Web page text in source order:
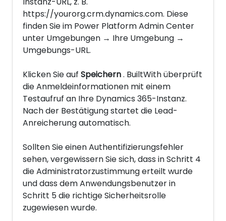
https://yourorg.crm.dynamics.com. Diese
finden Sie im Power Platform Admin Center
unter Umgebungen → Ihre Umgebung →
Umgebungs-URL.
Klicken Sie auf Speichern. BuiltWith überprüft
die Anmeldeinformationen mit einem
Testaufruf an Ihre Dynamics 365-Instanz.
Nach der Bestätigung startet die Lead-
Anreicherung automatisch.
Sollten Sie einen Authentifizierungsfehler
sehen, vergewissern Sie sich, dass in Schritt 4
die Administratorzustimmung erteilt wurde
und dass dem Anwendungsbenutzer in
Schritt 5 die richtige Sicherheitsrolle
zugewiesen wurde.